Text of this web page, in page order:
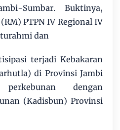
Sumbar. Buktinya,
PTPN IV Regional IV
dan
terjadi Kebakaran
di Provinsi Jambi
perkebunan dengan
(Kadisbun) Provinsi